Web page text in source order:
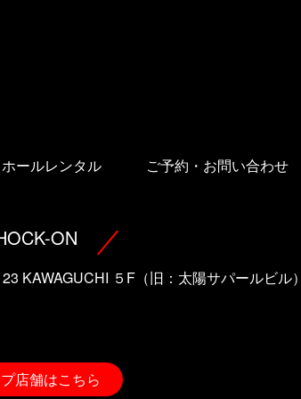
ホールレンタル ご予約・お問い合わせ
ON
KAWAGUCHI ５F（旧：太陽サパールビル）
店舗はこちら